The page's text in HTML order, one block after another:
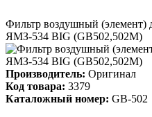
Фильтр воздушный (элемент)
ЯМЗ-534 BIG (GB502,502M)
Производитель: Оригинал
Код товара: 3379
Каталожный номер: GB-502